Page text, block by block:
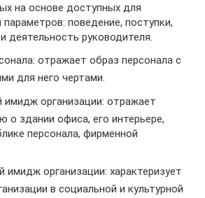
на основе доступных для
параметров: поведение, поступки,
деятельность руководителя.
отражает образ персонала с
для него чертами.
имидж организации: отражает
о здании офиса, его интерьере,
персонала, фирменной
имидж организации: характеризует
в социальной и культурной